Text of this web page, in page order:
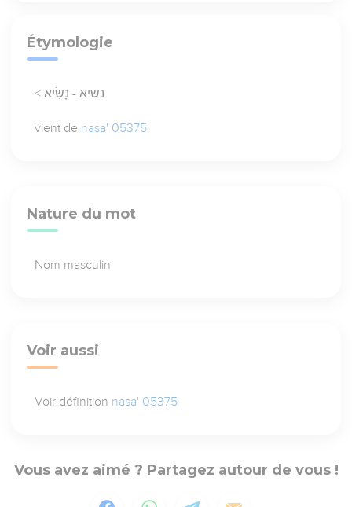
Étymologie
< נשיא - נָשִׂיא
vient de nasa' 05375
Nature du mot
Nom masculin
Voir aussi
Voir définition nasa' 05375
Vous avez aimé ? Partagez autour de vous !